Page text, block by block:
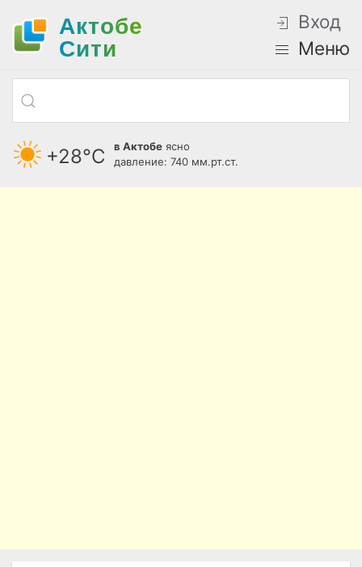
Актобе
Cити
Вход
Меню
+28°С в Актобе ясно
давление: 740 мм.рт.ст.